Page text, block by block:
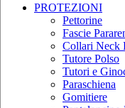
PROTEZIONI
Pettorine
Fascie
Collari Neck
Tutore Polso
Tutori e
Paraschiena
Gomitiere